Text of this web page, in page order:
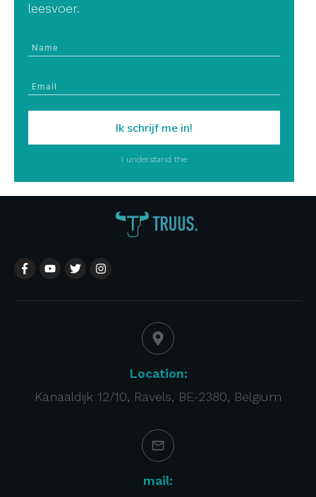
leesvoer.
Ik schrijf me in!
I understand the
Location:
Kanaaldijk 12/10, Ravels, BE-2380, Belgium
mail: